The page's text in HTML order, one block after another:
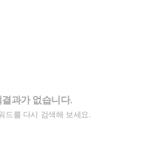
과가 없습니다.
드를 다시 검색해 보세요.